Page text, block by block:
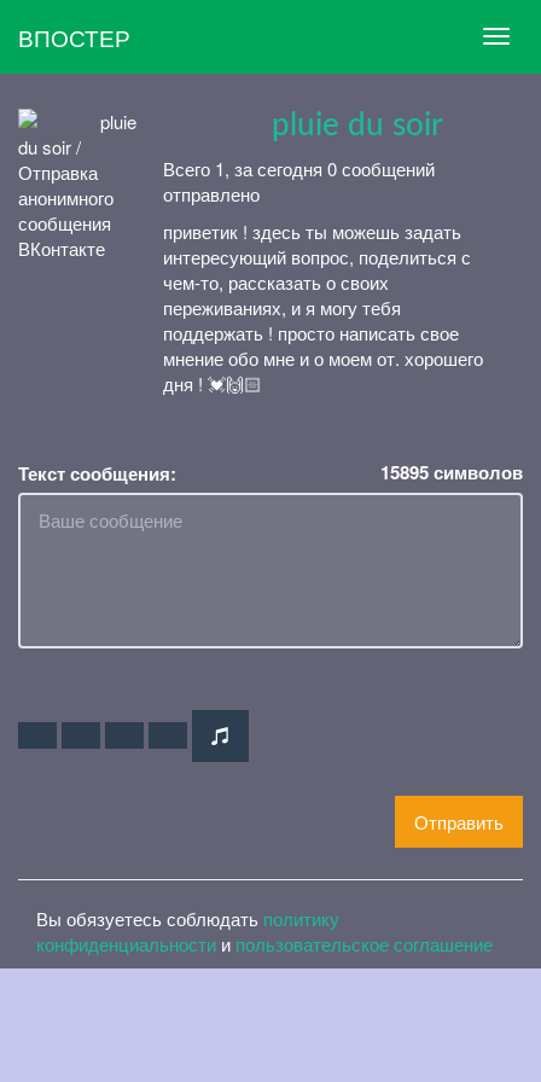
ВПОСТЕР
⠀⠀ ⠀⠀ pluie du soir
Всего 1, за сегодня 0 сообщений
отправлено
приветик ! здесь ты можешь задать
интересующий вопрос, поделиться с
чем-то, рассказать о своих
переживаниях, и я могу тебя
поддержать ! просто написать свое
мнение обо мне и о моем от. хорошего
дня ! 💓🙌🏻
Текст сообщения: 15895символов
Отправить
Вы обязуетесь соблюдать политику
конфиденциальности и пользовательское соглашение